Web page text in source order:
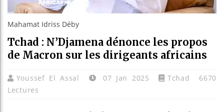
Mahamat Idriss Déby
Tchad : N’Djamena dénonce les propos
de Macron sur les dirigeants africains
Youssef El Assal 07 Jan 2025 Tchad
6670
Lectures